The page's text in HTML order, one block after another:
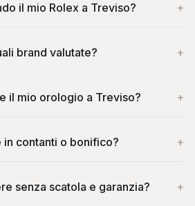
il mio Rolex a Treviso? +
brand valutate? +
il mio orologio a Treviso? +
in contanti o bonifico? +
senza scatola e garanzia? +